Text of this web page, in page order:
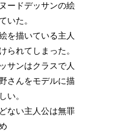
ードデッサンの絵
いた。
を描いている主人
られてしまった。
サンはクラスで人
さんをモデルに描
い。
ない主人公は無罪